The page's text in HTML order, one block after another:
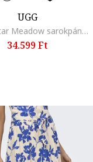
UGG
Goldenstar Meadow sarokpántos papucs, Világoszöld
34.599 Ft